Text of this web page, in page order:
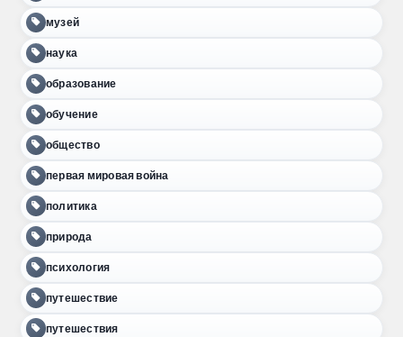
музей
наука
образование
обучение
общество
первая мировая война
политика
природа
психология
путешествие
путешествия